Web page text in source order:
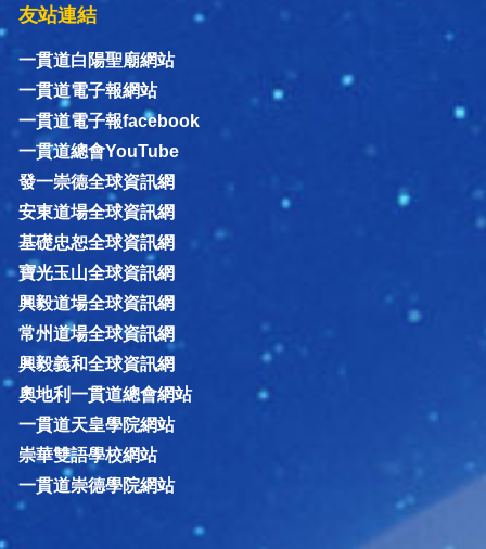
友站連結
一貫道白陽聖廟網站
一貫道電子報網站
一貫道電子報facebook
一貫道總會YouTube
發一崇德全球資訊網
安東道場全球資訊網
基礎忠恕全球資訊網
寶光玉山全球資訊網
興毅道場全球資訊網
常州道場全球資訊網
興毅義和全球資訊網
奧地利一貫道總會網站
一貫道天皇學院網站
崇華雙語學校網站
一貫道崇德學院網站